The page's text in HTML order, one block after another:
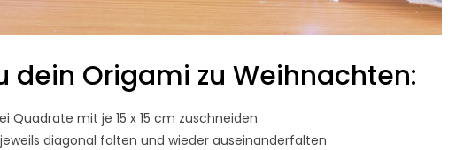
dein Origami zu Weihnachten:
Quadrate mit je 15 x 15 cm zuschneiden
diagonal falten und wieder auseinanderfalten